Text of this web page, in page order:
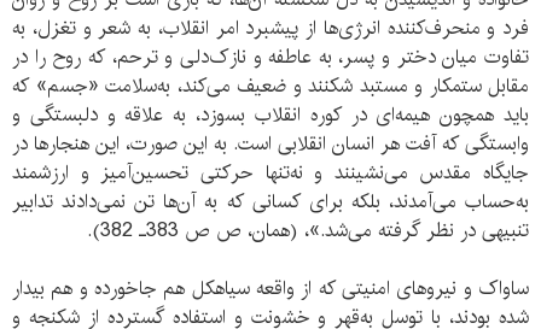
فرد و منحرف‌کننده انرژی‌ها از پیشبرد امر انقلاب، به‌ شعر و تغزل، به‌
تفاوت میان دختر و پسر، به‌ عاطفه و نازک‌دلی و ترحم، که روح را در
مقابل ستمکار و مستبد شکنند و ضعیف می‌کند، به‌سلامت «جسم» که
باید همچون هیمه‌ای در کوره انقلاب بسوزد، به‌ علاقه و دلبستگی و
وابستگی که آفت هر انسان انقلابی است. به این صورت، این هنجارها در
جایگاه مقدس می‌نشینند و نه‌تنها حرکتی تحسین‌آمیز و ارزشمند
به‌حساب می‌آمدند، بلکه برای کسانی که به آن‌ها تن نمی‌دادند تدابیر
تنبیهی در نظر گرفته می‌شد.»، (همان، ص ص 383ـ 382).
ساواک و نیروهای امنیتی که از واقعه سیاهکل هم جاخورده و هم بیدار
شده بودند، با توسل به‌قهر و خشونت و استفاده گسترده از شکنجه و